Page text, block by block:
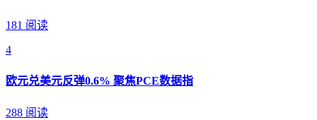
181 阅读
4
欧元兑美元反弹0.6% 聚焦PCE数据指
288 阅读